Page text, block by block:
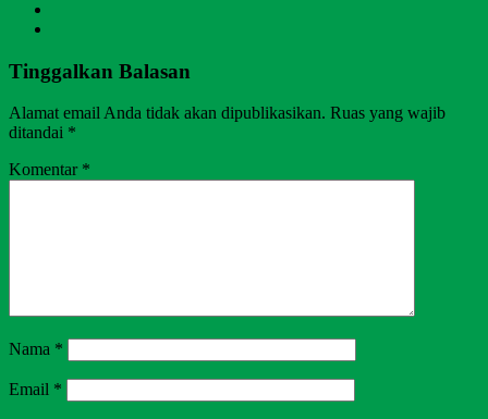
Tinggalkan Balasan
Alamat email Anda tidak akan dipublikasikan. Ruas yang wajib
ditandai *
Komentar *
Nama *
Email *